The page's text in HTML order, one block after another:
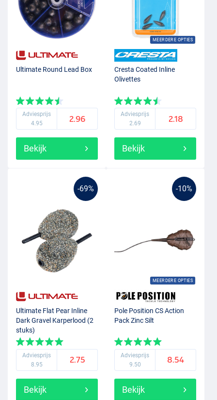
Ultimate Round Lead Box
Adviesprijs
4.95
2.96
Bekijk
MEERDERE OPTIES
Cresta Coated Inline
Olivettes
Adviesprijs
2.69
2.18
Bekijk
-69%
Ultimate Flat Pear Inline
Dark Gravel Karperlood (2
stuks)
Adviesprijs
8.95
2.75
Bekijk
-10%
MEERDERE OPTIES
Pole Position CS Action
Pack Zinc Silt
Adviesprijs
9.50
8.54
Bekijk